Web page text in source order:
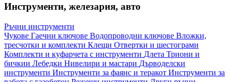
Инструменти, железария, авто
Ръчни инструменти
Чукове Гаечни ключове Водопроводни ключове Вложки,
тресчотки и комплекти Клещи Отвертки и шестограми
Комплекти и куфарчета с инструменти Длета Триони и
бичкии Лебедки Нивелири и мастари Дърводелски
инструменти Инструменти за фаянс и теракот Инструменти за